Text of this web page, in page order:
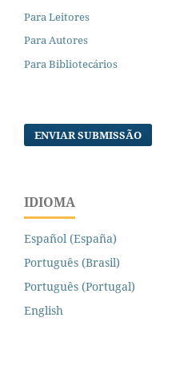
Para Leitores
Para Autores
Para Bibliotecários
ENVIAR SUBMISSÃO
IDIOMA
Español (España)
Português (Brasil)
Português (Portugal)
English